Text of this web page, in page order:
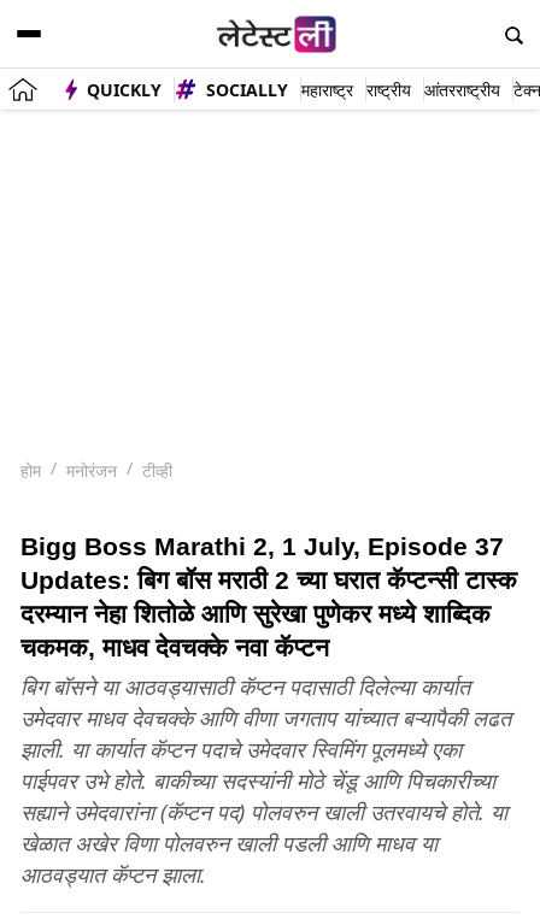
QUICKLY SOCIALLY महाराष्ट्र राष्ट्रीय आंतरराष्ट्रीय
होम मनोरंजन टीव्ही
Bigg Boss Marathi 2, 1 July, Episode 37
Updates: बिग बॉस मराठी 2 च्या घरात कॅप्टन्सी टास्क
दरम्यान नेहा शितोळे आणि सुरेखा पुणेकर मध्ये शाब्दिक
चकमक, माधव देवचक्के नवा कॅप्टन
बिग बॉसने या आठवड्यासाठी कॅप्टन पदासाठी दिलेल्या कार्यात
उमेदवार माधव देवचक्के आणि वीणा जगताप यांच्यात बऱ्यापैकी लढत
झाली. या कार्यात कॅप्टन पदाचे उमेदवार स्विमिंग पूलमध्ये एका
पाईपवर उभे होते. बाकीच्या सदस्यांनी मोठे चेंडू आणि पिचकारीच्या
सह्याने उमेदवारांना (कॅप्टन पद) पोलवरुन खाली उतरवायचे होते. या
खेळात अखेर विणा पोलवरुन खाली पडली आणि माधव या
आठवड्यात कॅप्टन झाला.